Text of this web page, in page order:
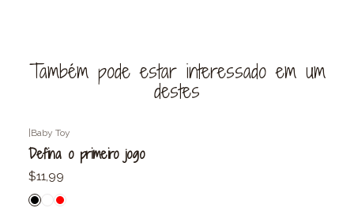
Também pode estar interessado em um
destes
Baby Toy
Defina o primeiro jogo
$11,99